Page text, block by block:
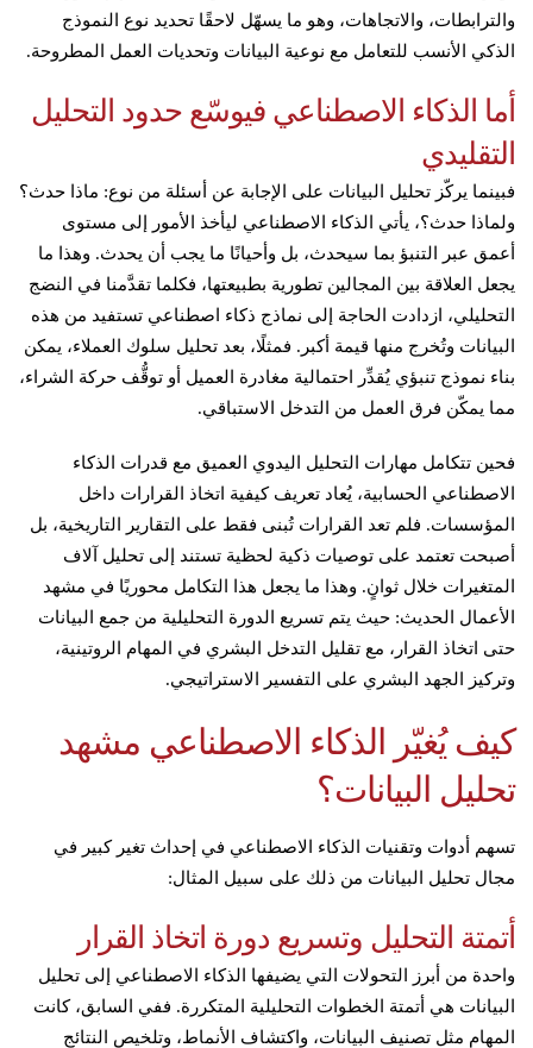
والترابطات، والاتجاهات، وهو ما يسهّل لاحقًا تحديد نوع النموذج
الذكي الأنسب للتعامل مع نوعية البيانات وتحديات العمل المطروحة.
أما الذكاء الاصطناعي فيوسّع حدود التحليل
التقليدي
فبينما يركّز تحليل البيانات على الإجابة عن أسئلة من نوع: ماذا حدث؟
ولماذا حدث؟، يأتي الذكاء الاصطناعي ليأخذ الأمور إلى مستوى
أعمق عبر التنبؤ بما سيحدث، بل وأحيانًا ما يجب أن يحدث. وهذا ما
يجعل العلاقة بين المجالين تطورية بطبيعتها، فكلما تقدَّمنا في النضج
التحليلي، ازدادت الحاجة إلى نماذج ذكاء اصطناعي تستفيد من هذه
البيانات وتُخرج منها قيمة أكبر. فمثلًا، بعد تحليل سلوك العملاء، يمكن
بناء نموذج تنبؤي يُقدِّر احتمالية مغادرة العميل أو توقُّف حركة الشراء،
مما يمكّن فرق العمل من التدخل الاستباقي.
فحين تتكامل مهارات التحليل اليدوي العميق مع قدرات الذكاء
الاصطناعي الحسابية، يُعاد تعريف كيفية اتخاذ القرارات داخل
المؤسسات. فلم تعد القرارات تُبنى فقط على التقارير التاريخية، بل
أصبحت تعتمد على توصيات ذكية لحظية تستند إلى تحليل آلاف
المتغيرات خلال ثوانٍ. وهذا ما يجعل هذا التكامل محوريًا في مشهد
الأعمال الحديث: حيث يتم تسريع الدورة التحليلية من جمع البيانات
حتى اتخاذ القرار، مع تقليل التدخل البشري في المهام الروتينية،
وتركيز الجهد البشري على التفسير الاستراتيجي.
كيف يُغيّر الذكاء الاصطناعي مشهد
تحليل البيانات؟
تسهم أدوات وتقنيات الذكاء الاصطناعي في إحداث تغير كبير في
مجال تحليل البيانات من ذلك على سبيل المثال:
أتمتة التحليل وتسريع دورة اتخاذ القرار
واحدة من أبرز التحولات التي يضيفها الذكاء الاصطناعي إلى تحليل
البيانات هي أتمتة الخطوات التحليلية المتكررة. ففي السابق، كانت
المهام مثل تصنيف البيانات، واكتشاف الأنماط، وتلخيص النتائج